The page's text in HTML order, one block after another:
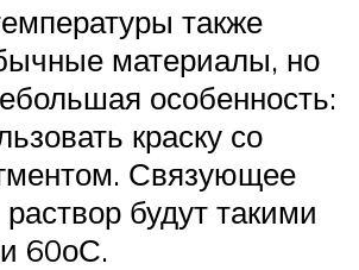
также
материалы, но
особенность:
краску со
Связующее
будут такими
60оС.